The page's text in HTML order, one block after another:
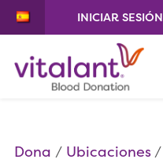
INICIAR SESIÓN
Dona Ubicaciones